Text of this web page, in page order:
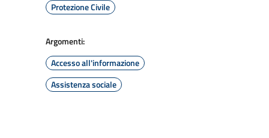
Protezione Civile
Argomenti:
Accesso all'informazione
Assistenza sociale